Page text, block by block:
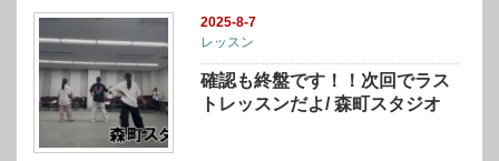
2025-8-7
レッスン
確認も終盤です！！次回でラス
トレッスンだよ/ 森町スタジオ